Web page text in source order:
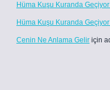
Hüma Kuşu Kuranda
Hüma Kuşu Kuranda
Cenin Ne Anlama Gelir için